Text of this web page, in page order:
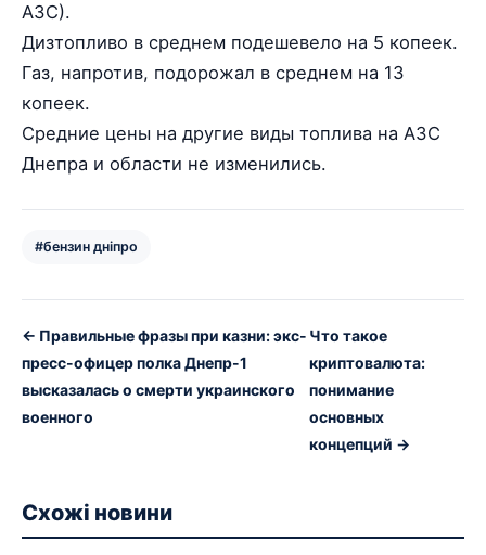
АЗС).
Дизтопливо в среднем подешевело на 5 копеек.
Газ, напротив, подорожал в среднем на 13
копеек.
Средние цены на другие виды топлива на АЗС
Днепра и области не изменились.
#бензин дніпро
← Правильные фразы при казни: экс-
пресс-офицер полка Днепр-1
высказалась о смерти украинского
военного
Что такое
криптовалюта:
понимание
основных
концепций →
Схожі новини